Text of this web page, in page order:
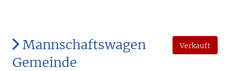
Verkauft
Mannschaftswagen
Gemeinde